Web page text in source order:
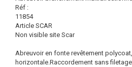
Réf :
11854
Article SCAR
Non visible site Scar
Abreuvoir en fonte revêtement
horizontale.Raccordement sans